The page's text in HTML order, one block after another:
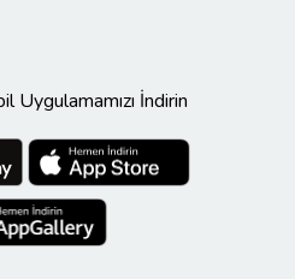
Uygulamamızı İndirin